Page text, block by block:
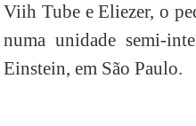
Viih Tube e Eliezer, o
numa unidade semi-
Einstein, em São Paulo.